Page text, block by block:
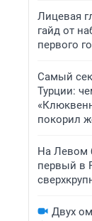
Лицевая
гайд от
первого
Самый
Турции:
покорил
На Левом
первый в
Двух